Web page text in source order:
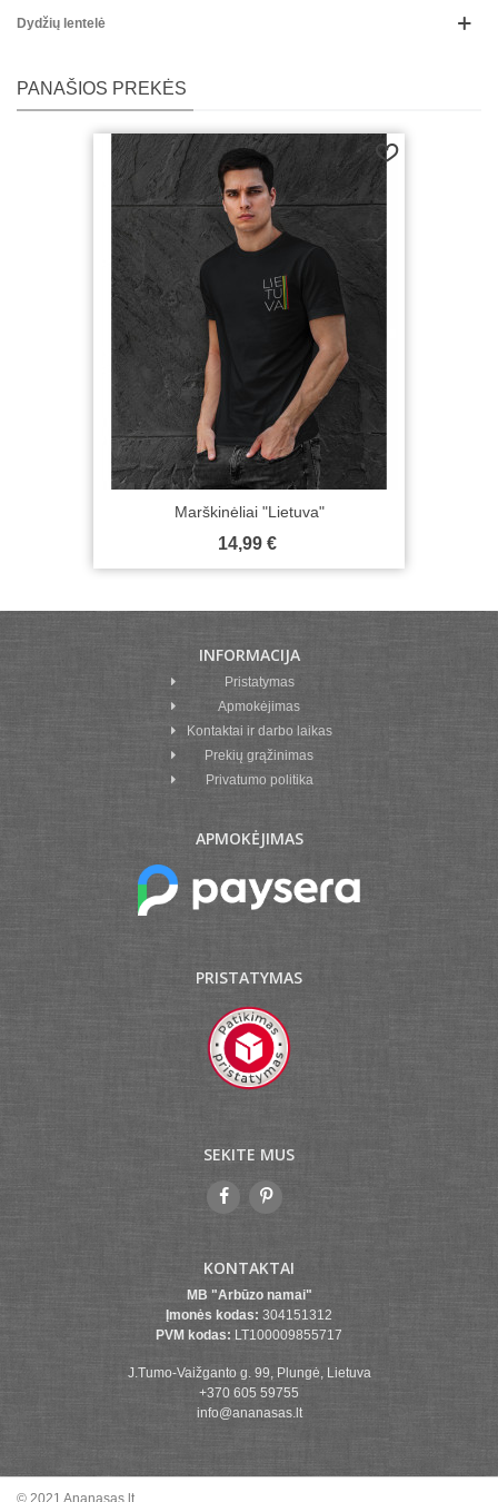
Dydžių lentelė
PANAŠIOS PREKĖS
Marškinėliai "Lietuva"
14,99 €
INFORMACIJA
Pristatymas
Apmokėjimas
Kontaktai ir darbo laikas
Prekių grąžinimas
Privatumo politika
APMOKĖJIMAS
PRISTATYMAS
SEKITE MUS
KONTAKTAI
MB "Arbūzo namai"
Įmonės kodas: 304151312
PVM kodas: LT100009855717
J.Tumo-Vaižganto g. 99, Plungė, Lietuva
+370 605 59755
info@ananasas.lt
© 2021 Ananasas.lt